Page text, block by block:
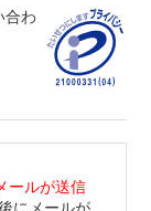
合わ
ールが送信